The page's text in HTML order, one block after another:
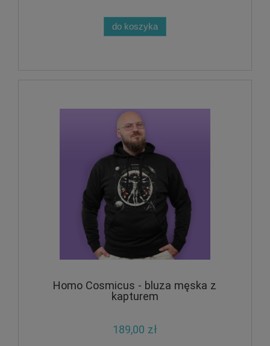
do koszyka
Homo Cosmicus - bluza męska z
kapturem
189,00 zł